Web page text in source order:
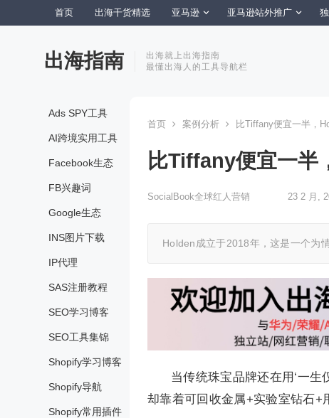
首页 出海干货精选 亚马逊 亚马逊站外推广
出海指南
出海就上出海指南
最懂出海人的工具导航栏
Ads SPY工具
AI跨境实用工具
Facebook生态
FB兴趣词
Google生态
INS图片下载
IP代理
SAS注册教程
SEO学习博客
SEO工具集锦
Shopify学习博客
Shopify导航
Shopify常用插件
首页 案例分析 比Tiffany便宜一半，
比Tiffany便宜一半
SocialBook全球红人营销 23 2 月,
Holden成立于2018年，这是一个为
当传统珠宝品牌还在用‘一生
却靠着可回收金属+实验室钻石